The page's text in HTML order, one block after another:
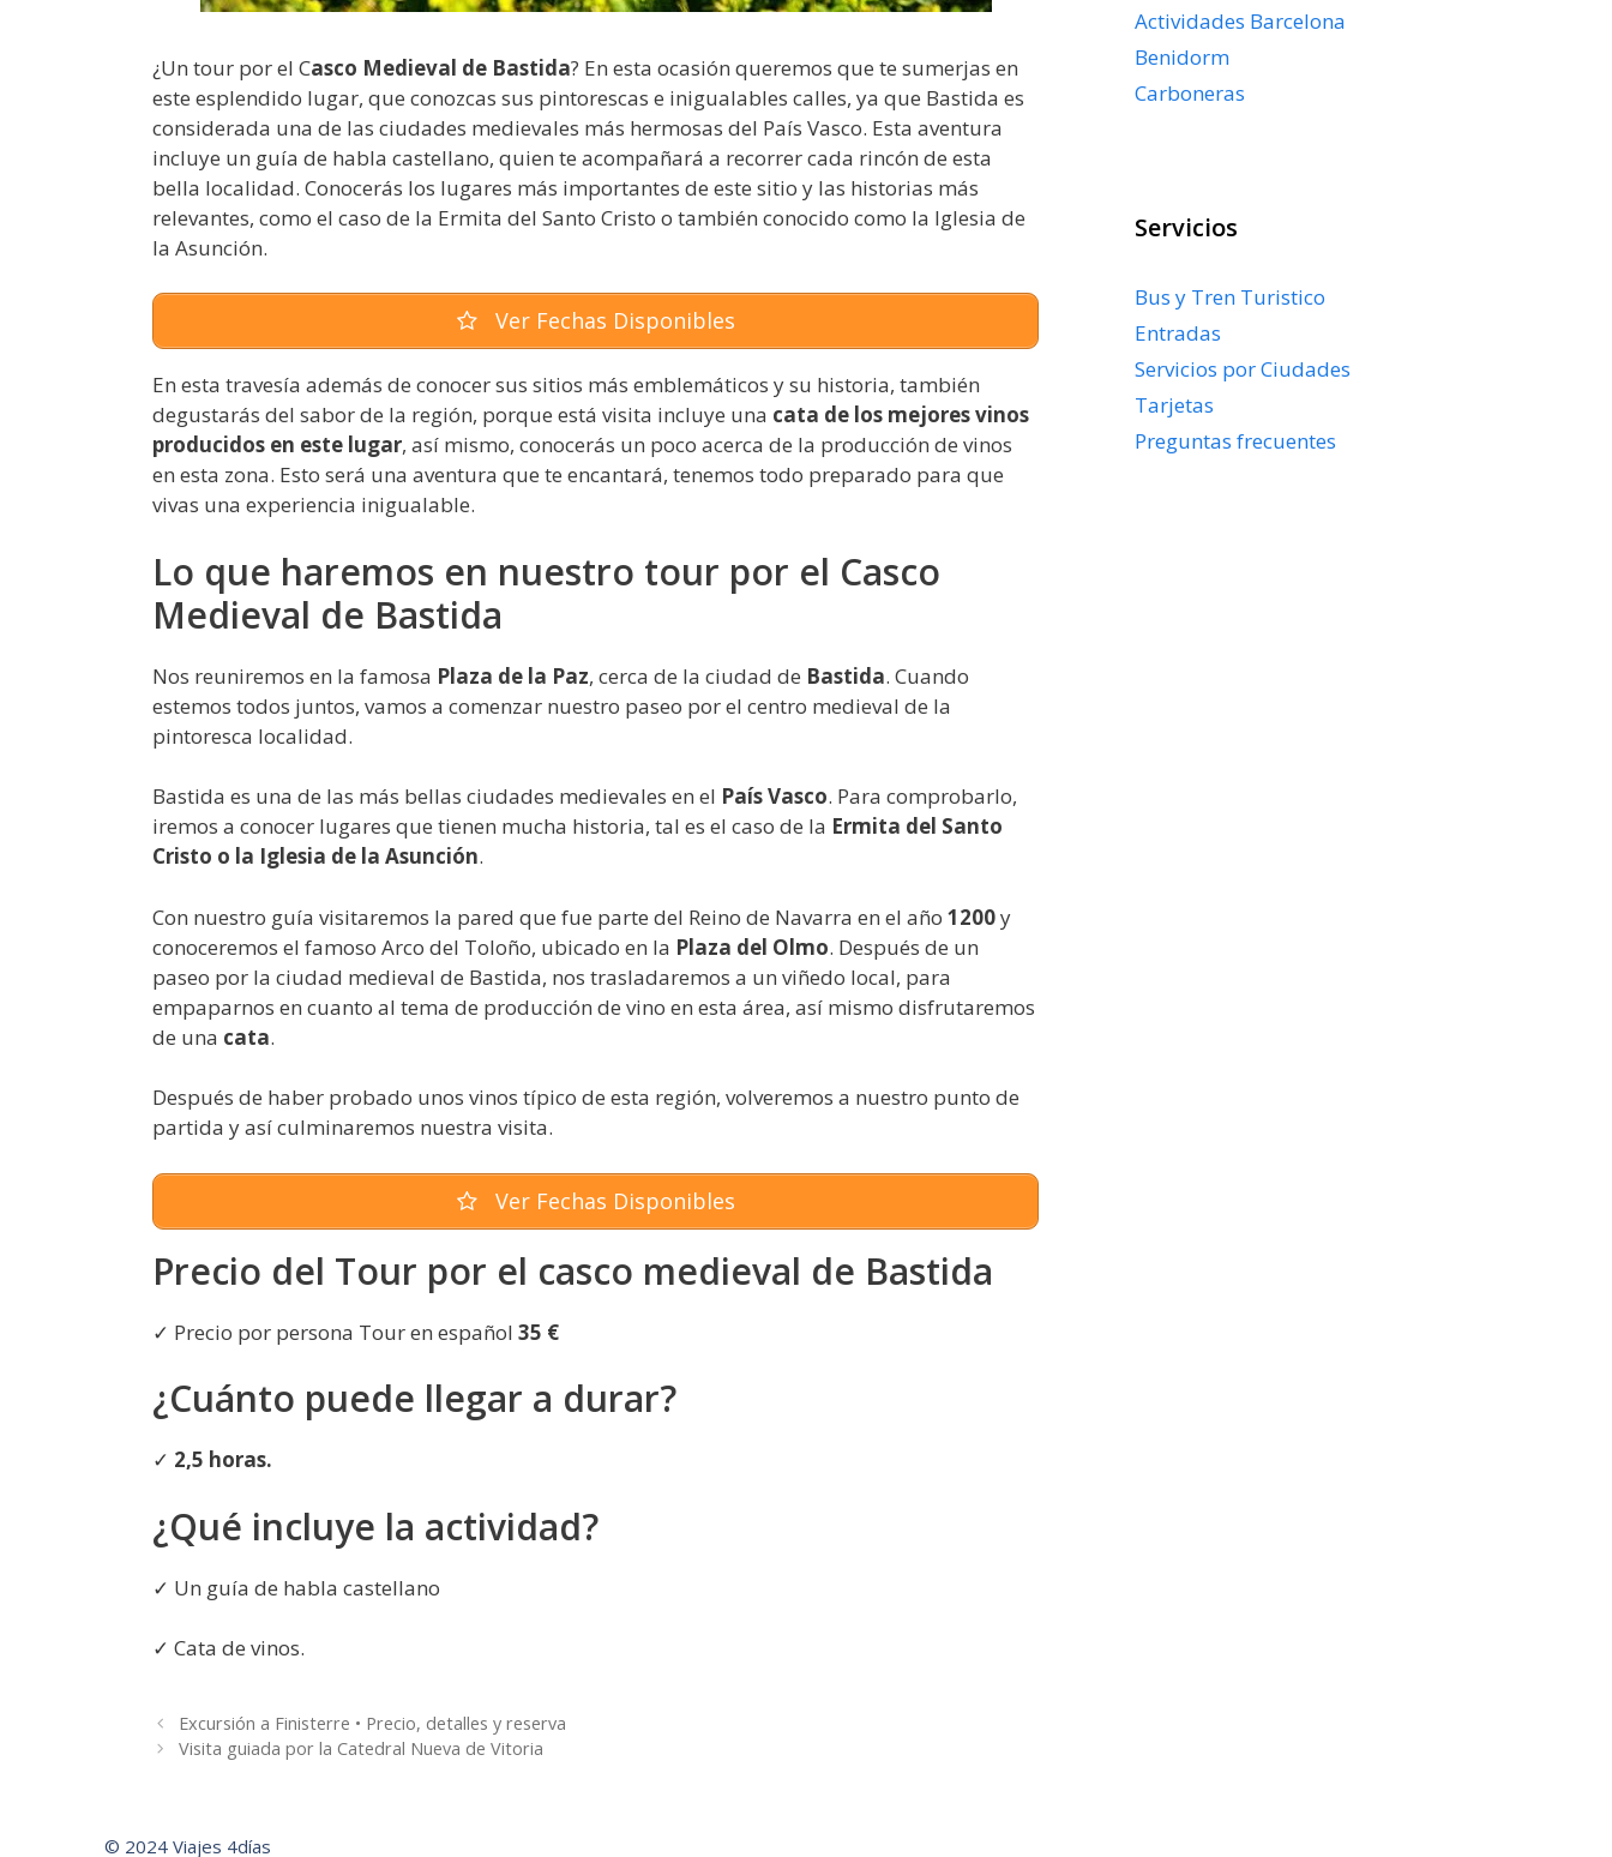
¿Un tour por el Casco Medieval de Bastida? En esta ocasión queremos que te sumerjas en
este esplendido lugar, que conozcas sus pintorescas e inigualables calles, ya que Bastida es
considerada una de las ciudades medievales más hermosas del País Vasco. Esta aventura
incluye un guía de habla castellano, quien te acompañará a recorrer cada rincón de esta
bella localidad. Conocerás los lugares más importantes de este sitio y las historias más
relevantes, como el caso de la Ermita del Santo Cristo o también conocido como la Iglesia de
la Asunción.
Ver Fechas Disponibles
En esta travesía además de conocer sus sitios más emblemáticos y su historia, también
degustarás del sabor de la región, porque está visita incluye una cata de los mejores vinos
producidos en este lugar, así mismo, conocerás un poco acerca de la producción de vinos
en esta zona. Esto será una aventura que te encantará, tenemos todo preparado para que
vivas una experiencia inigualable.
Lo que haremos en nuestro tour por el Casco
Medieval de Bastida
Nos reuniremos en la famosa Plaza de la Paz, cerca de la ciudad de Bastida. Cuando
estemos todos juntos, vamos a comenzar nuestro paseo por el centro medieval de la
pintoresca localidad.
Bastida es una de las más bellas ciudades medievales en el País Vasco. Para comprobarlo,
iremos a conocer lugares que tienen mucha historia, tal es el caso de la Ermita del Santo
Cristo o la Iglesia de la Asunción.
Con nuestro guía visitaremos la pared que fue parte del Reino de Navarra en el año 1200y
conoceremos el famoso Arco del Toloño, ubicado en la Plaza del Olmo. Después de un
paseo por la ciudad medieval de Bastida, nos trasladaremos a un viñedo local, para
empaparnos en cuanto al tema de producción de vino en esta área, así mismo disfrutaremos
de una cata.
Después de haber probado unos vinos típico de esta región, volveremos a nuestro punto de
partida y así culminaremos nuestra visita.
Ver Fechas Disponibles
Precio del Tour por el casco medieval de Bastida
✓ Precio por persona Tour en español 35 €
¿Cuánto puede llegar a durar?
✓ 2,5 horas.
¿Qué incluye la actividad?
✓ Un guía de habla castellano
✓ Cata de vinos.
Excursión a Finisterre • Precio, detalles y reserva
Visita guiada por la Catedral Nueva de Vitoria
Actividades Barcelona
Benidorm
Carboneras
Servicios
Bus y Tren Turistico
Entradas
Servicios por Ciudades
Tarjetas
Preguntas frecuentes
© 2024 Viajes 4días